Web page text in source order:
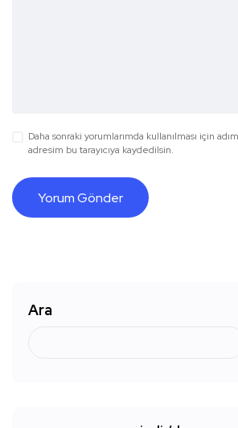
Daha sonraki yorumlarımda kullanılması için
adresim bu tarayıcıya kaydedilsin.
Ara